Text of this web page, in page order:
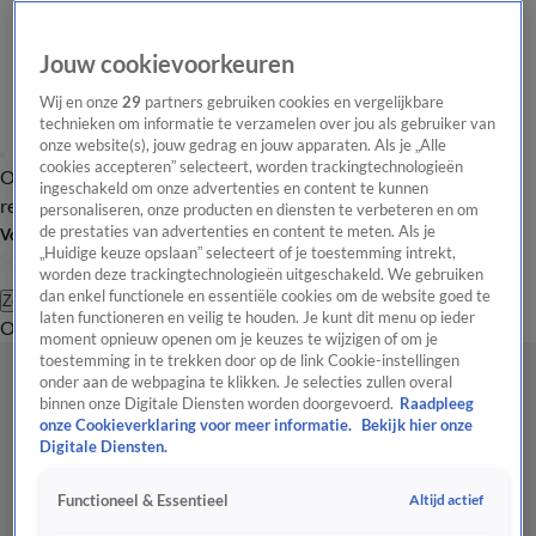
Overzicht Laatste nieuws Regionieuws Het beste van Hart
Tip de
redactie
Volg Hart van Nederland
Zoeken
OverzichtRegioUitzendingenWeerTip de redactiePanelVideo's
Jouw cookievoorkeuren
Wij en onze29 partners gebruiken cookies en vergelijkbare
technieken om informatie te verzamelen over jou als gebruiker van
onze website(s), jouw gedrag en jouw apparaten. Als je „Alle
cookies accepteren” selecteert, worden trackingtechnologieën
ingeschakeld om onze advertenties en content te kunnen
personaliseren, onze producten en diensten te verbeteren en om
de prestaties van advertenties en content te meten. Als je
„Huidige keuze opslaan” selecteert of je toestemming intrekt,
worden deze trackingtechnologieën uitgeschakeld. We gebruiken
dan enkel functionele en essentiële cookies om de website goed te
laten functioneren en veilig te houden. Je kunt dit menu op ieder
moment opnieuw openen om je keuzes te wijzigen of om je
toestemming in te trekken door op de link Cookie-instellingen
onder aan de webpagina te klikken. Je selecties zullen overal
binnen onze Digitale Diensten worden doorgevoerd. Raadpleeg
onze Cookieverklaring voor meer informatie.
Bekijk hier onze
Digitale Diensten.
Functioneel & Essentieel Altijd actief